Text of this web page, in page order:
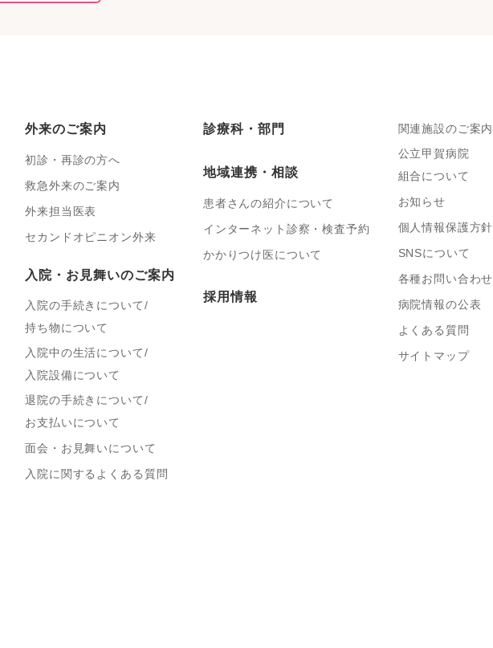
外来のご案内
初診・再診の方へ
救急外来のご案内
外来担当医表
セカンドオピニオン外来
入院・お見舞いのご案内
入院の手続きについて/
持ち物について
入院中の生活について/
入院設備について
退院の手続きについて/
お支払いについて
面会・お見舞いについて
入院に関するよくある質問
診療科・部門
地域連携・相談
患者さんの紹介について
インターネット診察・検査予約
かかりつけ医について
採用情報
関連施設のご案内
公立甲賀病院
組合について
お知らせ
個人情報保護方針
SNSについて
各種お問い合わせ
病院情報の公表
よくある質問
サイトマップ